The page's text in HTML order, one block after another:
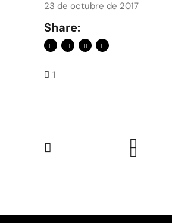
23 de octubre de 2017
Share:
1